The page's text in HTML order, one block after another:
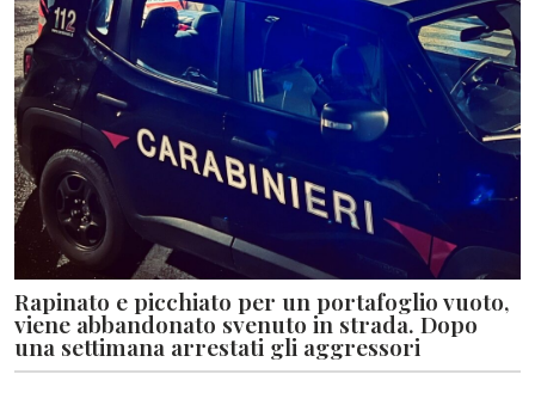
Rapinato e picchiato per un portafoglio vuoto,
viene abbandonato svenuto in strada. Dopo
una settimana arrestati gli aggressori